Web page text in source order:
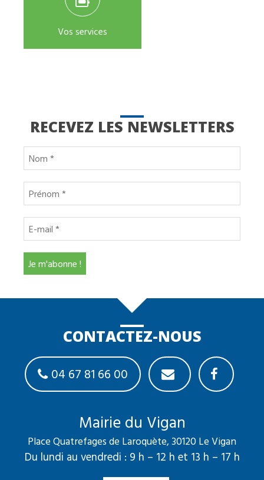
Vos services
RECEVEZ LES NEWSLETTERS
CONTACTEZ-NOUS
04 67 81 66 00
Mairie du Vigan
Place Quatrefages de Laroquète, 30120 Le Vigan
Du lundi au vendredi : 9 h – 12 h et 13 h – 17 h